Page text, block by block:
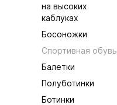
на высоких
каблуках
Босоножки
Спортивная обувь
Балетки
Полуботинки
Ботинки